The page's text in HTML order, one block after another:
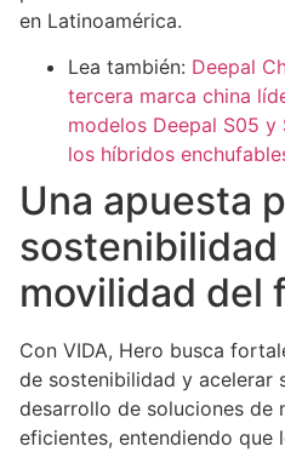
en Latinoamérica.
Lea también: Deepal
tercera marca china
modelos Deepal S05
los híbridos
Una apuesta
sostenibilidad
movilidad del
Con VIDA, Hero busca
de sostenibilidad y acelerar
desarrollo de soluciones de
eficientes, entendiendo que